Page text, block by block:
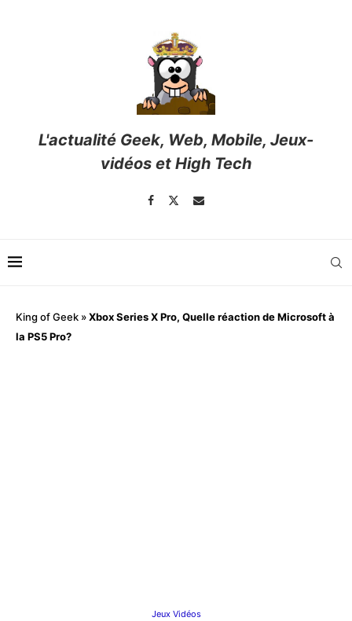
L'actualité Geek, Web, Mobile, Jeux-
vidéos et High Tech
King of Geek »Xbox Series X Pro, Quelle réaction de Microsoft à
la PS5 Pro?
Jeux Vidéos